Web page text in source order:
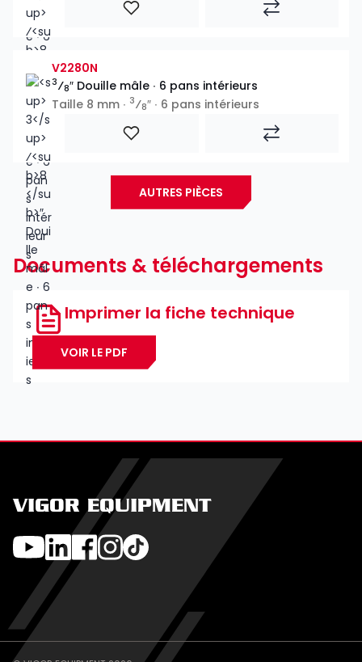
V2280N
3⁄8″ Douille mâle ∙ 6 pans intérieurs
Taille 8 mm ∙ 3⁄8″ ∙ 6 pans intérieurs
AUTRES PIÈCES
Documents & téléchargements
Imprimer la fiche technique
VOIR LE PDF
VIGOR EQUIPMENT